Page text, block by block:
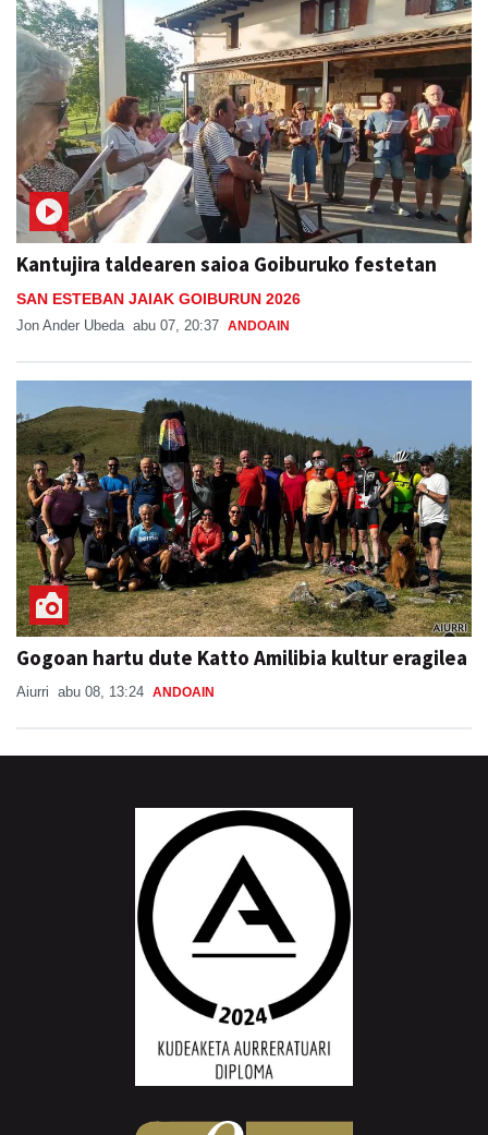
Kantujira taldearen saioa Goiburuko festetan
SAN ESTEBAN JAIAK GOIBURUN 2026
Jon Ander Ubeda abu 07, 20:37 ANDOAIN
Gogoan hartu dute Katto Amilibia kultur eragilea
Aiurri abu 08, 13:24 ANDOAIN